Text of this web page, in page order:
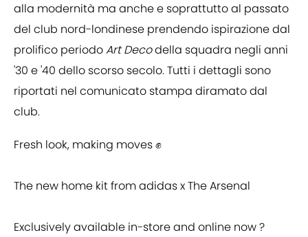
alla modernità ma anche e soprattutto al passato
del club nord-londinese prendendo ispirazione dal
prolifico periodoArt Decodella squadra negli anni
'30 e '40 dello scorso secolo. Tutti i dettagli sono
riportati nel comunicato stampa diramato dal
club.
Fresh look, making moves ✊
The new home kit from adidas x The Arsenal
Exclusively available in-store and online now ?